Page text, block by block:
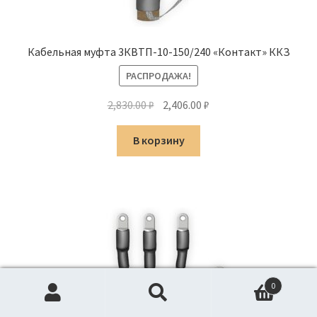
Кабельная муфта 3КВТП-10-150/240 «Контакт» ККЗ
РАСПРОДАЖА!
2,830.00₽ Первоначальная
составляла
2,830.00 ₽.
2,406.00₽
В корзину
0